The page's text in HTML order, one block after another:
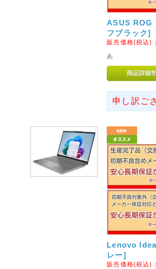
8月25日ご注文分より、当店お
「三井住友銀行」「楽天銀行
※「三菱東京UFJ銀行」は7月
◇ご注文の前に!!(当店から
フリーメール(Yahoo)、ocnメ
は、当店からのメールがお届
2012年03月30日
◇来店引取りにつきまして◇
当店はインターネット通信販売
来店引取りを行っておりません
◇ご入力頂きまますメール
ヤフー様のフリーメール(ドメ
頂いておりますお客様へはご
事例を確認しております。
お手数ですがヤフー様のフリ
ASUS ROG
フブラック]
販売価格(税込)
あ
申し訳ご
Lenovo
レー]
販売価格(税込)